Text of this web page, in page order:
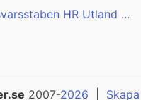
HR Utland ...
2007-2026